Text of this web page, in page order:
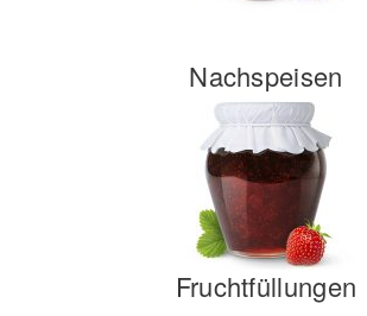
Nachspeisen
Fruchtfüllungen